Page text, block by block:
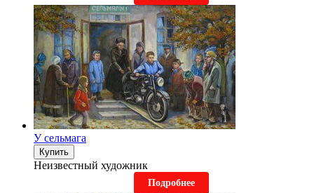
У сельмага
Купить
Неизвестный художник
Подробнее